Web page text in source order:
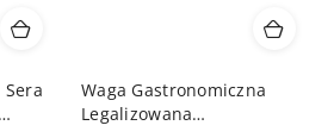
Waga Gastronomiczna
Legalizowana